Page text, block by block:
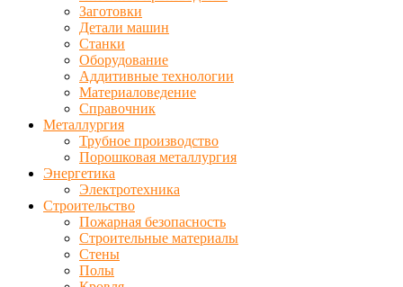
Заготовки
Детали машин
Станки
Оборудование
Аддитивные технологии
Материаловедение
Справочник
Металлургия
Трубное производство
Порошковая металлургия
Энергетика
Электротехника
Строительство
Пожарная безопасность
Строительные материалы
Стены
Полы